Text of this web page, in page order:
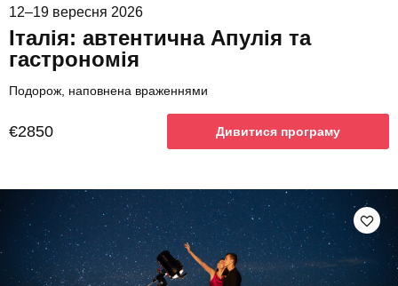
12–19 вересня 2026
Італія: автентична Апулія та
гастрономія
Подорож, наповнена враженнями
€2850 Дивитися програму